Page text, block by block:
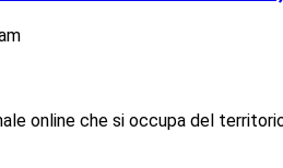
online che si occupa del